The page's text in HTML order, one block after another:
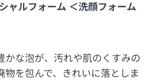
ャルフォーム ＜洗顔フォーム
かな泡が、汚れや肌のくすみの
物を包んで、きれいに落としま